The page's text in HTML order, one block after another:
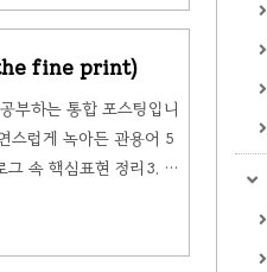
the fine print)
부하는 통합 포스팅입니
스럽게 녹아든 관용어 5
그 속 핵심표현 정리3. 🗣️
(Situation)Jason은 장